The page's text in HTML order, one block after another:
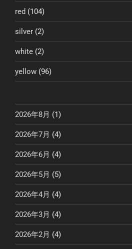
red (104)
silver (2)
white (2)
yellow (96)
2026年8月 (1)
2026年7月 (4)
2026年6月 (4)
2026年5月 (5)
2026年4月 (4)
2026年3月 (4)
2026年2月 (4)